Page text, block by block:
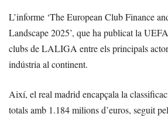
L’informe ‘The European Club Finance
Landscape 2025’, que ha publicat la
clubs de LALIGA entre els principals
indústria al continent.
Així, el real madrid encapçala la
totals amb 1.184 milions d’euros, seguit